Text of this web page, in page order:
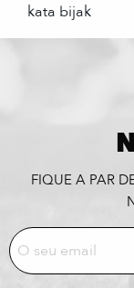
kata bijak
FIQUE A PAR